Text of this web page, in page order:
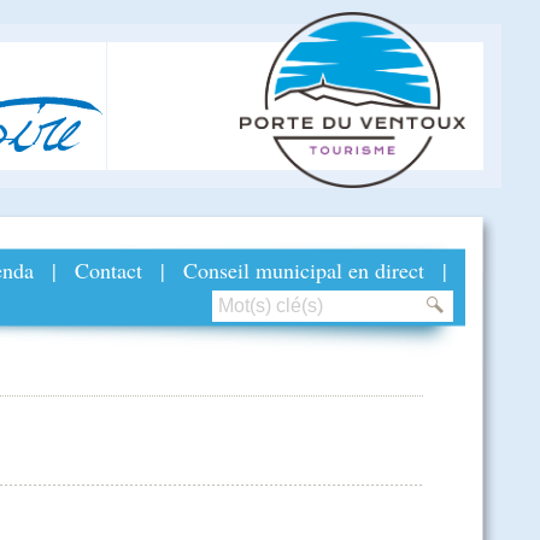
| Contact | Conseil municipal en direct |